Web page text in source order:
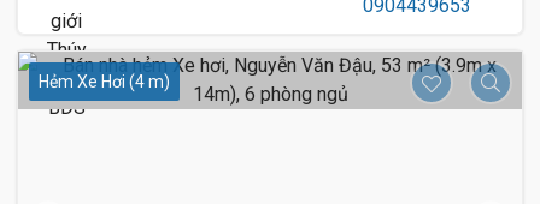
Hẻm Xe Hơi (4 m)